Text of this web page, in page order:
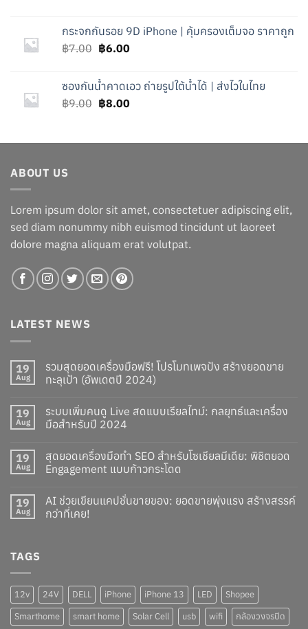
฿25.00.฿23.00.
กระจกกันรอย 9D iPhone | คุ้มครองเต็มจอ ราคาถูก
฿7.00 Original
was:
฿7.00.
฿6.00Current
฿6.00.
ซองกันน้ำคาดเอว ถ่ายรูปใต้น้ำได้ | ส่งไวในไทย
฿9.00 Original
฿9.00.
฿8.00Current
฿8.00.
ABOUT US
Lorem ipsum dolor sit amet, consectetuer adipiscing elit,
sed diam nonummy nibh euismod tincidunt ut laoreet
dolore magna aliquam erat volutpat.
LATEST NEWS
19
Aug
รวมสุดยอดเครื่องมือฟรี! โปรโมทเพจปัง สร้างยอดขาย
ทะลุเป้า (อัพเดตปี 2024)
19
Aug
ระบบเพิ่มคนดู Live สดแบบเรียลไทม์: กลยุทธ์และเครื่อง
มือสำหรับปี 2024
19
Aug
สุดยอดเครื่องมือทำ SEO สำหรับโซเชียลมีเดีย: พิชิตยอด
Engagement แบบก้าวกระโดด
19
Aug
AI ช่วยเขียนแคปชั่นขายของ: ยอดขายพุ่งแรง สร้างสรรค์
กว่าที่เคย!
TAGS
12v 24V DELL iPhone iPhone 13 LED
Shopee
Smarthome
smart home Solar Cell usb wifi
กล้องวงจรปิด